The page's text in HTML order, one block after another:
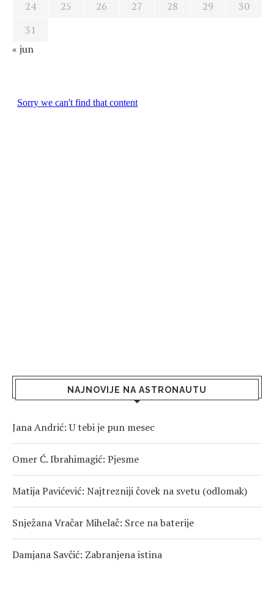
24
25 26 27 28 29
30
31
« jun
NAJNOVIJE NA ASTRONAUTU
Jana Andrić: U tebi je pun mesec
Omer Ć. Ibrahimagić: Pjesme
Matija Pavićević: Najtrezniji čovek na svetu (odlomak)
Snježana Vračar Mihelač: Srce na baterije
Damjana Savčić: Zabranjena istina